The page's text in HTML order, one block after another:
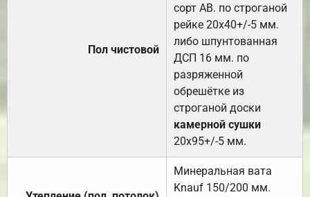
Пол чистовой
сорт АВ. по строганой
рейке 20х40+/-5 мм.
либо шпунтованная
ДСП 16 мм. по
разряженной
обрешётке из
строганой доски
камерной сушки
20х95+/-5 мм.
Минеральная вата
Knauf 150/200 мм.